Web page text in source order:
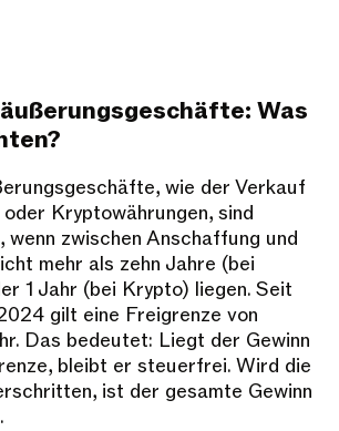
Was
wie der Verkauf
Kryptowährungen, sind
zwischen Anschaffung und
mehr als zehn Jahre (bei
1 Jahr (bei Krypto) liegen. Seit
gilt eine Freigrenze von
Das bedeutet: Liegt der Gewinn
bleibt er steuerfrei. Wird die
ist der gesamte Gewinn